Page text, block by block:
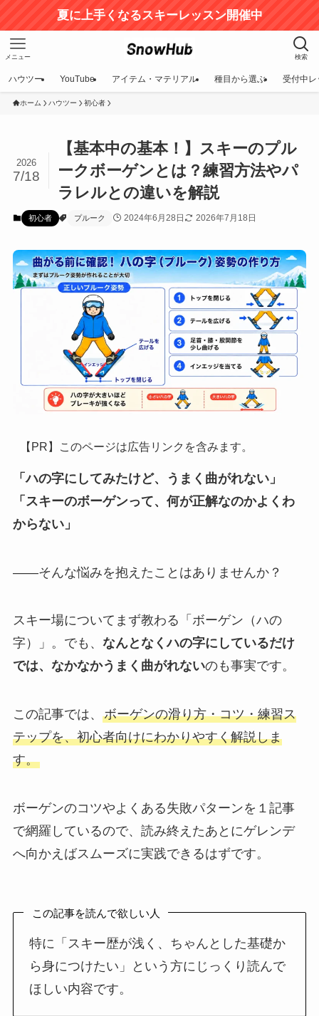
夏に上手くなるスキーレッスン開催中
検索
メニュー
ハウツー YouTube アイテム・マテリアル 種目から選ぶ 受付中レ
ホーム ハウツー 初心者
【基本中の基本！】スキーのプル
ークボーゲンとは？練習方法やパ
ラレルとの違いを解説
2026
7/18
初心者 プルーク 2024年6月28日 2026年7月18日
【PR】このページは広告リンクを含みます。
「ハの字にしてみたけど、うまく曲がれない」
「スキーのボーゲンって、何が正解なのかよくわ
からない」
——そんな悩みを抱えたことはありませんか？
スキー場についてまず教わる「ボーゲン（ハの
字）」。でも、 なんとなくハの字にしているだけ
では、なかなかうまく曲がれないのも事実です。
この記事では、 ボーゲンの滑り方・コツ・練習ス
テップを、初心者向けにわかりやすく解説しま
す。
ボーゲンのコツやよくある失敗パターンを１記事
で網羅しているので、読み終えたあとにゲレンデ
へ向かえばスムーズに実践できるはずです。
この記事を読んで欲しい人
特に「スキー歴が浅く、ちゃんとした基礎か
ら身につけたい」という方にじっくり読んで
ほしい内容です。